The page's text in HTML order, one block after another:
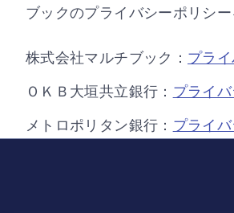
ブックのプライバシーポリシー
株式会社マルチブック： プラ
ＯＫＢ大垣共立銀行： プライ
メトロポリタン銀行： プライ